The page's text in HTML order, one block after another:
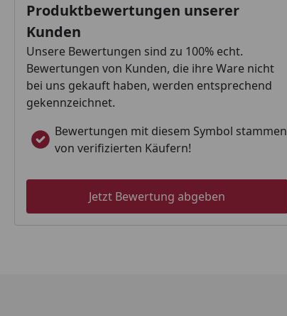
Produktbewertungen unserer
Kunden
Unsere Bewertungen sind zu 100% echt.
Bewertungen von Kunden, die ihre Ware nicht
bei uns gekauft haben, werden entsprechend
gekennzeichnet.
Bewertungen mit diesem Symbol stammen
von verifizierten Käufern!
Jetzt Bewertung abgeben